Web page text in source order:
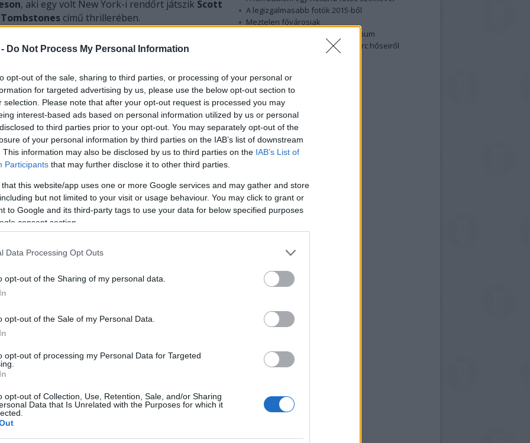
Do Not Process My Personal Information
opt-out of the sale, sharing to third parties, or processing of your personal or
for targeted advertising by us, please use the below opt-out section to
selection. Please note that after your opt-out request is processed you may
interest-based ads based on personal information utilized by us or personal
to third parties prior to your opt-out. You may separately opt-out of the
of your personal information by third parties on the IAB’s list of downstream
This information may also be disclosed by us to third parties on the IAB’s List of
Participants that may further disclose it to other third parties.
that this website/app uses one or more Google services and may gather and store
but not limited to your visit or usage behaviour. You may click to grant or
to Google and its third-party tags to use your data for below specified purposes
consent section.
Data Processing Opt Outs
opt-out of the Sharing of my personal data.
opt-out of the Sale of my Personal Data.
opt-out of processing my Personal Data for Targeted
opt-out of Collection, Use, Retention, Sale, and/or Sharing
Data that Is Unrelated with the Purposes for which it
, aki egy volt New York-i rendőrt játszik Scott
című thrillerében.
regényéből írt saját forgatókönyve alapján
megjelenő Neeson egy drogdíler
de hamar rá kell jönnie, hogy az elkövetők már
szemmel láthatólag fiatal tehetségekkel akarja
Boyd Holbrook, Dan Stevens és Ruth Wilson is
filmje kerül a mozikba, mások mellet Terrence
újabb alkotásában is játszik. A fiatal színész
március végén debütáló
szerzőjének, Stephenie Meyernek a regényéből
A legizgalmasabb fotók 2015-ből
Meztelen fővárosiak
Készülőben a nagy meztelen album
Nézd meg a 48-as szabadságharc hőseiről
Hírlevél feliratkozás